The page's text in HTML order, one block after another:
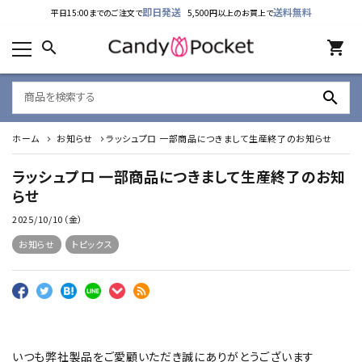
平日15:00までのご注文で即日発送5,500円以上のお買上で送料無料
search shopping_cart
search
ホーム お知らせ ラッシュプロ 一部商品につきまして生産終了のお知らせ
ラッシュプロ 一部商品につきまして生産終了のお知
らせ
2025/10/10（金）
お知らせ
トピックス
いつも弊社製品をご愛顧いただき誠にありがとうございます
カテゴリーから探す
ランキング
新着商品
ご利用ガイド
特定商取引法表示について
個人情報取り扱いについて
お問い合わせ
Instagram